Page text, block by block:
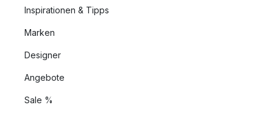
Inspirationen & Tipps
Marken
Designer
Angebote
Sale %